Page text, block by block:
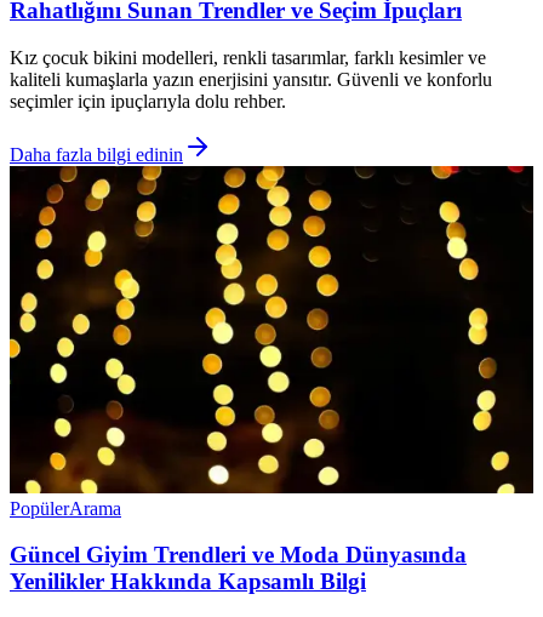
Rahatlığını Sunan Trendler ve Seçim İpuçları
Kız çocuk bikini modelleri, renkli tasarımlar, farklı kesimler ve
kaliteli kumaşlarla yazın enerjisini yansıtır. Güvenli ve konforlu
seçimler için ipuçlarıyla dolu rehber.
Daha fazla bilgi edinin
PopülerArama
Güncel Giyim Trendleri ve Moda Dünyasında
Yenilikler Hakkında Kapsamlı Bilgi